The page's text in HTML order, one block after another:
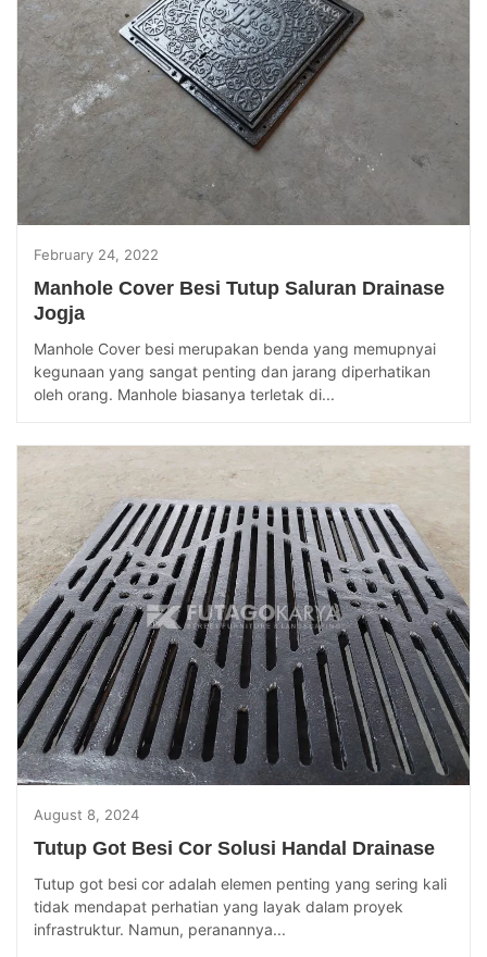
February 24, 2022
Manhole Cover Besi Tutup Saluran Drainase
Jogja
Manhole Cover besi merupakan benda yang memupnyai
kegunaan yang sangat penting dan jarang diperhatikan
oleh orang. Manhole biasanya terletak di...
August 8, 2024
Tutup Got Besi Cor Solusi Handal Drainase
Tutup got besi cor adalah elemen penting yang sering kali
tidak mendapat perhatian yang layak dalam proyek
infrastruktur. Namun, peranannya...